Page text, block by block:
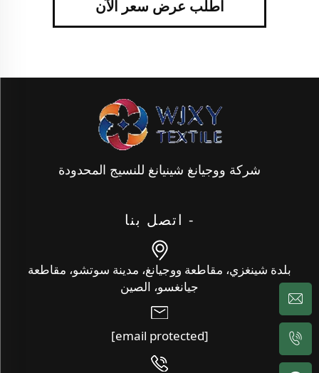
اطلب عرض سعر الآن
شركة ووجيانغ شينيانغ للنسيج المحدودة
- اتصل بنا
بلدة شينغزي، مقاطعة ووجيانغ، مدينة سوتشو، مقاطعة
جيانغسو، الصين
[email protected]